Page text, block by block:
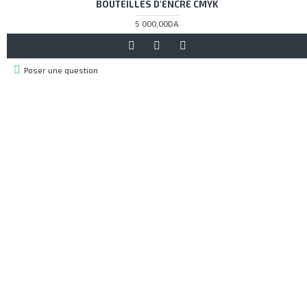
BOUTEILLES D'ENCRE CMYK
5 000,00DA
Poser une question